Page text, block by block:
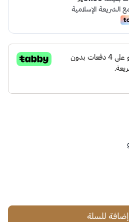
إضافة للسلة